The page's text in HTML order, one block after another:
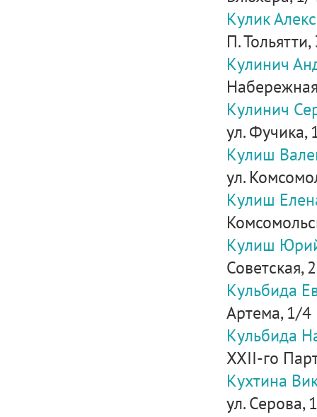
Кулик
П.
Кулинич
Кулинич
ул. Фучика,
Кулиш
ул.
Кулиш
Кулиш
Советская,
Кульбида
Артема, 1/4
Кульбида
ХХІІ-го
Кухтина
ул. Серова,